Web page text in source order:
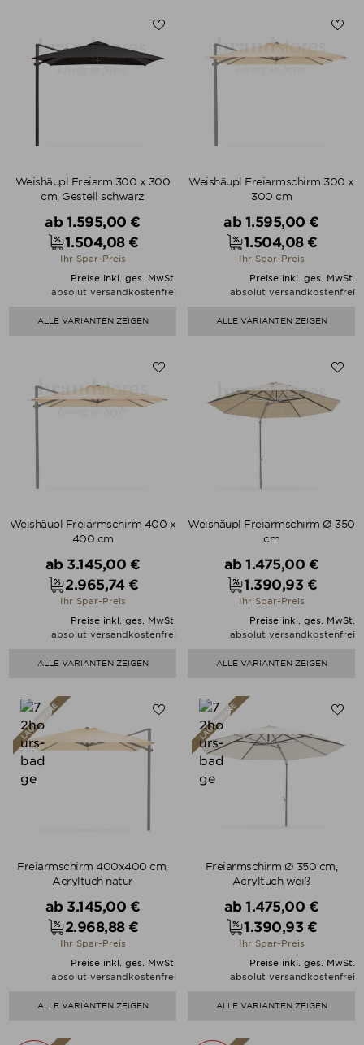
Weishäupl Freiarm 300 x 300
cm, Gestell schwarz
Verkaufspreis
ab 1.595,00 €
Preis
1.504,08 €
Ihr Spar-Preis
Preise inkl. ges. MwSt.
absolut versandkostenfrei
ALLE VARIANTEN ZEIGEN
Weishäupl Freiarmschirm 300 x
300 cm
Verkaufspreis
ab 1.595,00 €
Preis
1.504,08 €
Ihr Spar-Preis
Preise inkl. ges. MwSt.
absolut versandkostenfrei
ALLE VARIANTEN ZEIGEN
Weishäupl Freiarmschirm 400 x
400 cm
Verkaufspreis
ab 3.145,00 €
Preis
2.965,74 €
Ihr Spar-Preis
Preise inkl. ges. MwSt.
absolut versandkostenfrei
ALLE VARIANTEN ZEIGEN
Weishäupl Freiarmschirm Ø 350
cm
Verkaufspreis
ab 1.475,00 €
Preis
1.390,93 €
Ihr Spar-Preis
Preise inkl. ges. MwSt.
absolut versandkostenfrei
ALLE VARIANTEN ZEIGEN
Freiarmschirm 400x400 cm,
Acryltuch natur
Verkaufspreis
ab 3.145,00 €
Preis
2.968,88 €
Ihr Spar-Preis
Preise inkl. ges. MwSt.
absolut versandkostenfrei
ALLE VARIANTEN ZEIGEN
Freiarmschirm Ø 350 cm,
Acryltuch weiß
Verkaufspreis
ab 1.475,00 €
Preis
1.390,93 €
Ihr Spar-Preis
Preise inkl. ges. MwSt.
absolut versandkostenfrei
ALLE VARIANTEN ZEIGEN